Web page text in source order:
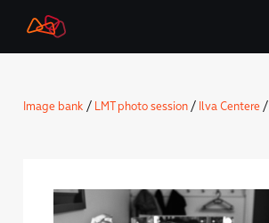
Start
LMT Defence
Image bank / LMT photo session/ Ilva Centere/